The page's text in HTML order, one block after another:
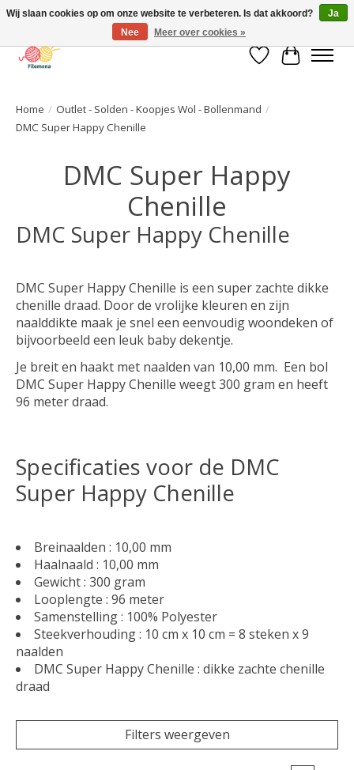
Verlanglijst
Home / Outlet - Solden - Koopjes Wol - Bollenmand /
DMC Super Happy Chenille
DMC Super Happy
Chenille
DMC Super Happy Chenille
DMC Super Happy Chenille is een super zachte dikke
chenille draad. Door de vrolijke kleuren en zijn
naalddikte maak je snel een eenvoudig woondeken of
bijvoorbeeld een leuk baby dekentje.
Je breit en haakt met naalden van 10,00 mm. Een bol
DMC Super Happy Chenille weegt 300 gram en heeft
96 meter draad.
Specificaties voor de DMC
Super Happy Chenille
Breinaalden : 10,00 mm
Haalnaald : 10,00 mm
Gewicht : 300 gram
Looplengte : 96 meter
Samenstelling : 100% Polyester
Steekverhouding : 10 cm x 10 cm = 8 steken x 9
naalden
DMC Super Happy Chenille : dikke zachte chenille
draad
Filters weergeven
Wij slaan cookies op om onze website te verbeteren. Is dat akkoord?
Ja
Nee
Meer over cookies »